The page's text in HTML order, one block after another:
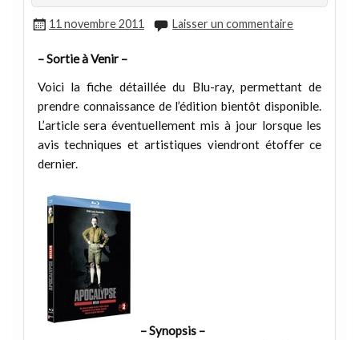
11 novembre 2011 Laisser un commentaire
– Sortie à Venir –
Voici la fiche détaillée du Blu-ray, permettant de
prendre connaissance de l’édition bientôt disponible.
L’article sera éventuellement mis à jour lorsque les
avis techniques et artistiques viendront étoffer ce
dernier.
– Synopsis –